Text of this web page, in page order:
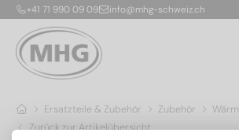
+41 71 990 09 09 info@mhg-schweiz.ch
Ersatzteile & Zubehör Zubehör
Zurück zur Artikelübersicht